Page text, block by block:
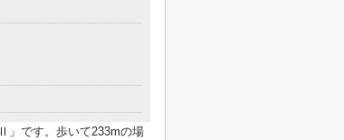
」です。歩いて233mの場